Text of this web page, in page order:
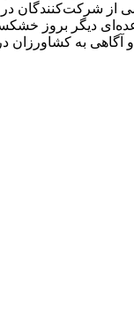
شرکت‌کنندگان
دیگر بروز
و آگاهی به